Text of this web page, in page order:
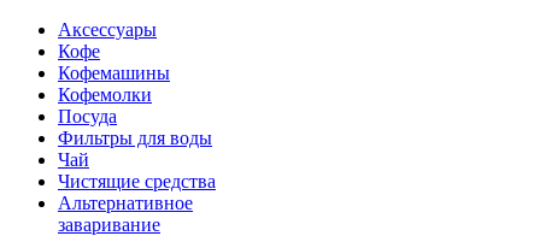
Аксессуары
Кофе
Кофемашины
Кофемолки
Посуда
Фильтры для воды
Чай
Чистящие средства
Альтернативное
заваривание